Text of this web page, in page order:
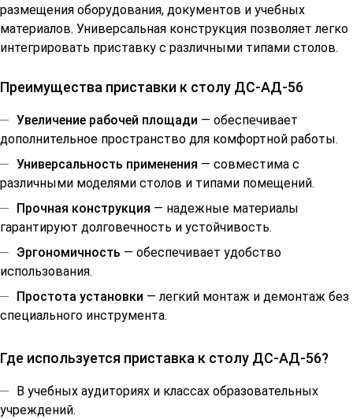
размещения оборудования, документов и учебных
материалов. Универсальная конструкция позволяет легко
интегрировать приставку с различными типами столов.
Преимущества приставки к столу ДС-АД-56
Увеличение рабочей площади — обеспечивает
дополнительное пространство для комфортной работы.
Универсальность применения — совместима с
различными моделями столов и типами помещений.
Прочная конструкция — надежные материалы
гарантируют долговечность и устойчивость.
Эргономичность — обеспечивает удобство
использования.
Простота установки — легкий монтаж и демонтаж без
специального инструмента.
Где используется приставка к столу ДС-АД-56?
В учебных аудиториях и классах образовательных
учреждений.